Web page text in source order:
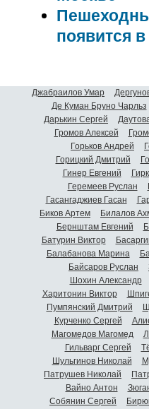
появится
Джабраилов Умар
Де Куман Бруно Чарльз
Дарькин Сергей
Громов Алексей
Горьков Андрей
Горицкий Дмитрий
Гинер Евгений
Геремеев Руслан
Гасангаджиев Гасан
Биков Артем
Билалов
Бернштам Евгений
Батурин Виктор
Балабанова Марина
Байсаров Руслан
Шохин Александр
Харитонин Виктор
Пумпянский Дмитрий
Курченко Сергей
Магомедов Магомед
Гильварг Сергей
Шульгинов Николай
Патрушев Николай
Вайно Антон
Собянин Сергей